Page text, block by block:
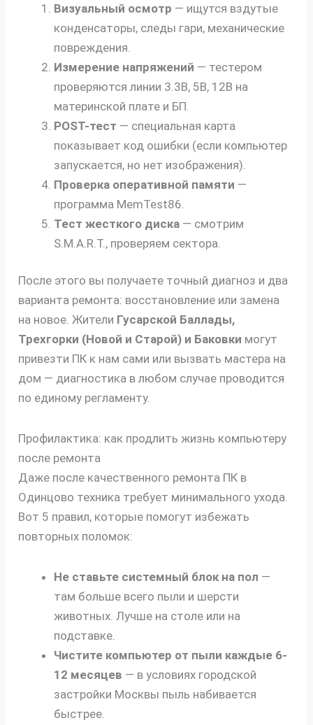
Визуальный осмотр — ищутся вздутые
конденсаторы, следы гари, механические
повреждения.
Измерение напряжений — тестером
проверяются линии 3.3В, 5В, 12В на
материнской плате и БП.
POST-тест — специальная карта
показывает код ошибки (если компьютер
запускается, но нет изображения).
Проверка оперативной памяти —
программа MemTest86.
Тест жесткого диска — смотрим
S.M.A.R.T., проверяем сектора.
После этого вы получаете точный диагноз и два
варианта ремонта: восстановление или замена
на новое. Жители Гусарской Баллады,
Трехгорки (Новой и Старой) и Баковки могут
привезти ПК к нам сами или вызвать мастера на
дом — диагностика в любом случае проводится
по единому регламенту.
Профилактика: как продлить жизнь компьютеру
после ремонта
Даже после качественного ремонта ПК в
Одинцово техника требует минимального ухода.
Вот 5 правил, которые помогут избежать
повторных поломок:
Не ставьте системный блок на пол —
там больше всего пыли и шерсти
животных. Лучше на столе или на
подставке.
Чистите компьютер от пыли каждые 6-
12 месяцев — в условиях городской
застройки Москвы пыль набивается
быстрее.